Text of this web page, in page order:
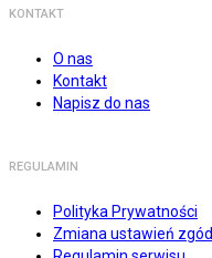
KONTAKT
O nas
Kontakt
Napisz do nas
REGULAMIN
Polityka Prywatności
Zmiana ustawień zgód